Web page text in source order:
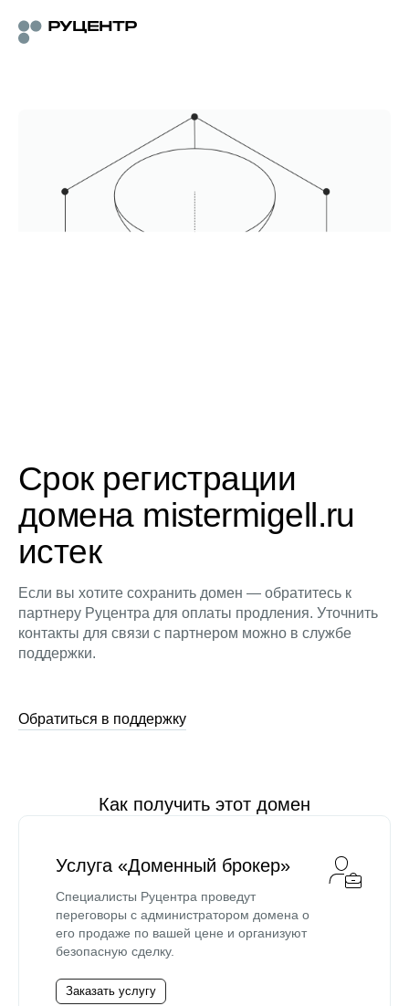
Срок регистрации
домена mistermigell.ru
истек
Если вы хотите сохранить домен — обратитесь к
партнеру Руцентра для оплаты продления. Уточнить
контакты для связи с партнером можно в службе
поддержки.
Обратиться в поддержку
Как получить этот домен
Услуга «Доменный брокер»
Специалисты Руцентра проведут
переговоры с администратором домена о
его продаже по вашей цене и организуют
безопасную сделку.
Заказать услугу